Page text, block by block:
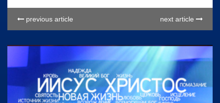
previous article next article